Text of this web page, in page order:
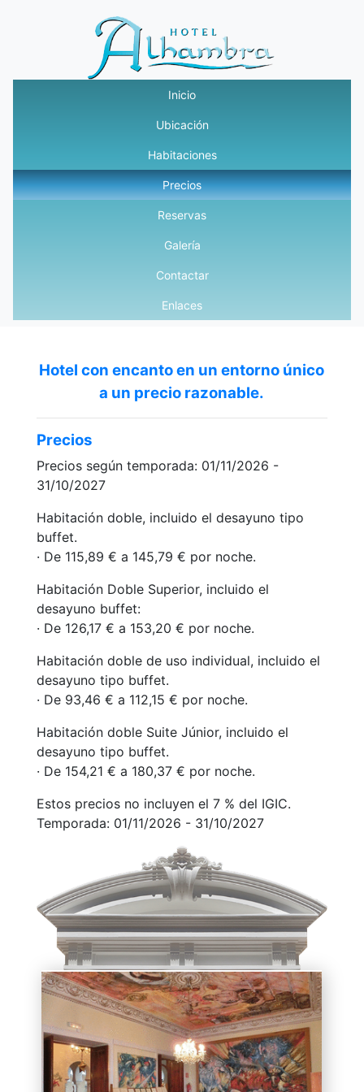
Inicio
Ubicación
Habitaciones
Precios
Reservas
Galería
Contactar
Enlaces
Hotel con encanto en un entorno único
a un precio razonable.
Precios
Precios según temporada: 01/11/2026 -
31/10/2027
Habitación doble, incluido el desayuno tipo
buffet.
· De 115,89 € a 145,79 € por noche.
Habitación Doble Superior, incluido el
desayuno buffet:
· De 126,17 € a 153,20 € por noche.
Habitación doble de uso individual, incluido el
desayuno tipo buffet.
· De 93,46 € a 112,15 € por noche.
Habitación doble Suite Júnior, incluido el
desayuno tipo buffet.
· De 154,21 € a 180,37 € por noche.
Estos precios no incluyen el 7 % del IGIC.
Temporada: 01/11/2026 - 31/10/2027